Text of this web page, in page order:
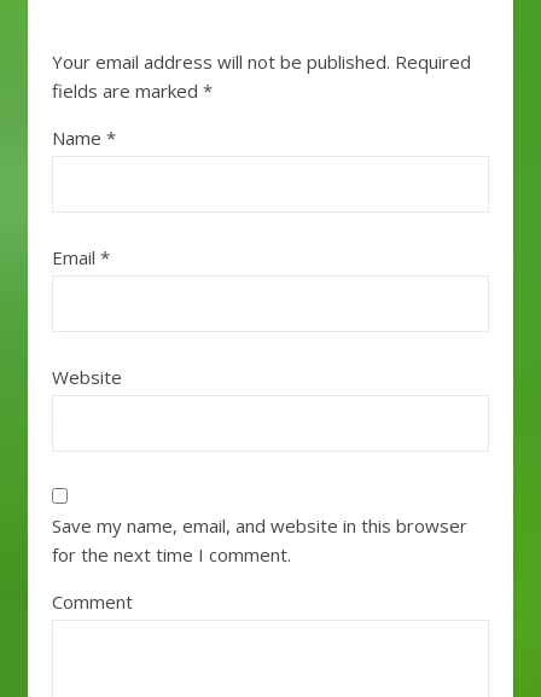
Your email address will not be published. Required
fields are marked *
Name *
Email *
Website
Save my name, email, and website in this browser
for the next time I comment.
Comment